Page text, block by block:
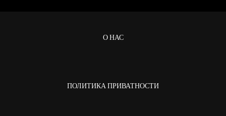
О НАС
ПОЛИТИКА ПРИВАТНОСТИ